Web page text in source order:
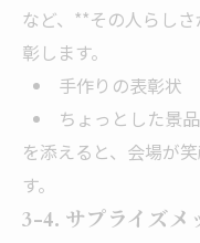
など、**その人らし
彰します。
手作りの表彰状
ちょっとした景
を添えると、会場が
す。
3-4. サプライズメ